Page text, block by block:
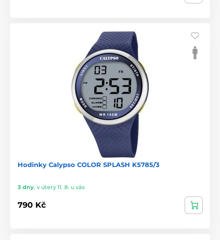
Hodinky Calypso COLOR SPLASH K5785/3
3 dny, v úterý 11. 8. u vás
790 Kč